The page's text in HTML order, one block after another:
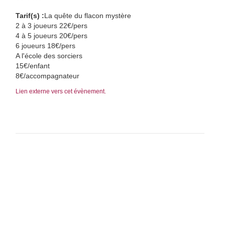
Tarif(s) :La quête du flacon mystère
2 à 3 joueurs 22€/pers
4 à 5 joueurs 20€/pers
6 joueurs 18€/pers
A l'école des sorciers
15€/enfant
8€/accompagnateur
Lien externe vers cet évènement.